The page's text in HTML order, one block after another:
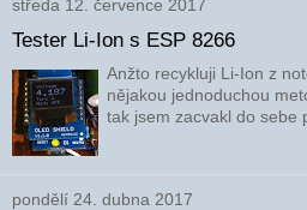
středa 12. července 2017
Tester Li-Ion s ESP 8266
Anžto recykluji Li-Ion z
nějakou jednoduchou
tak jsem zacvakl do sebe
pondělí 24. dubna 2017